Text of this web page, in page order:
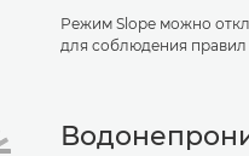
Режим Slope можно
для соблюдения правил